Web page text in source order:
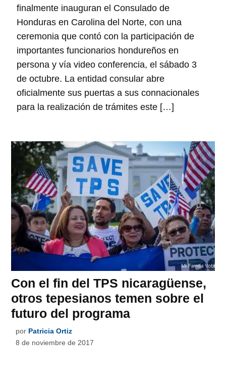
finalmente inauguran el Consulado de
Honduras en Carolina del Norte, con una
ceremonia que contó con la participación de
importantes funcionarios hondureños en
persona y vía video conferencia, el sábado 3
de octubre. La entidad consular abre
oficialmente sus puertas a sus connacionales
para la realización de trámites este […]
Con el fin del TPS nicaragüense,
otros tepesianos temen sobre el
futuro del programa
por Patricia Ortiz
8 de noviembre de 2017